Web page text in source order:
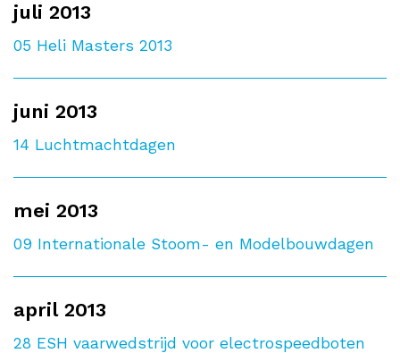
juli 2013
05 Heli Masters 2013
juni 2013
14 Luchtmachtdagen
mei 2013
09 Internationale Stoom- en Modelbouwdagen
april 2013
28 ESH vaarwedstrijd voor electrospeedboten